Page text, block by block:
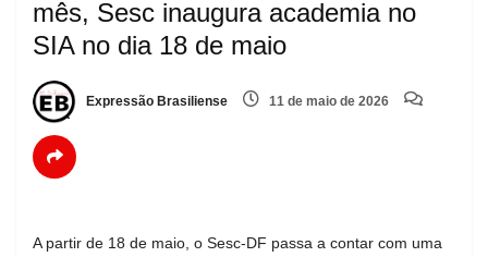
mês, Sesc inaugura academia no
SIA no dia 18 de maio
Expressão Brasiliense 11 de maio de 2026
A partir de 18 de maio, o Sesc-DF passa a contar com uma